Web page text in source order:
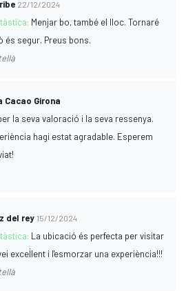
22/12/2024
Menjar bo, també el lloc. Tornaré
és segur. Preus bons.
Cacao Girona
la seva valoració i la seva ressenya.
hagi estat agradable. Esperem
del rey 15/12/2024
La ubicació és perfecta per visitar
excel·lent i l'esmorzar una experiència!!!